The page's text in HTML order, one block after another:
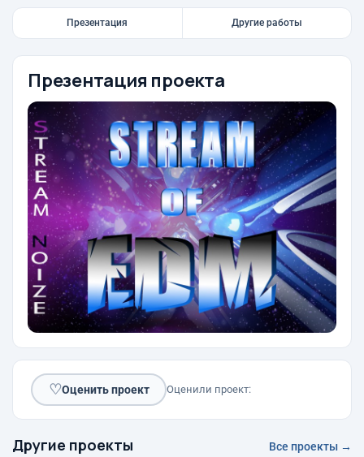
Презентация Другие работы
Презентация проекта
♡Оценить проект Оценили проект:
Другие проекты Все проекты →